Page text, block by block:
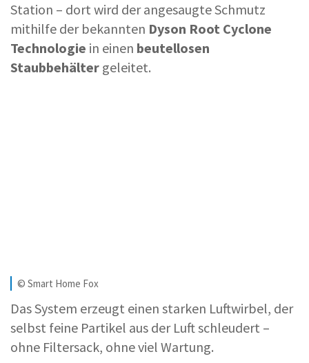
Station – dort wird der angesaugte Schmutz
mithilfe der bekannten Dyson Root Cyclone
Technologie in einen beutellosen
Staubbehälter geleitet.
© Smart Home Fox
Das System erzeugt einen starken Luftwirbel, der
selbst feine Partikel aus der Luft schleudert –
ohne Filtersack, ohne viel Wartung.